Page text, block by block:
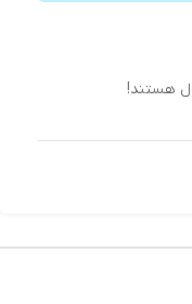
هستند!